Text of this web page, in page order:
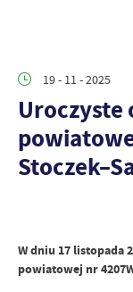
19 - 11 - 2025
Uroczyste
W dniu 17 listopada
powiatowej nr